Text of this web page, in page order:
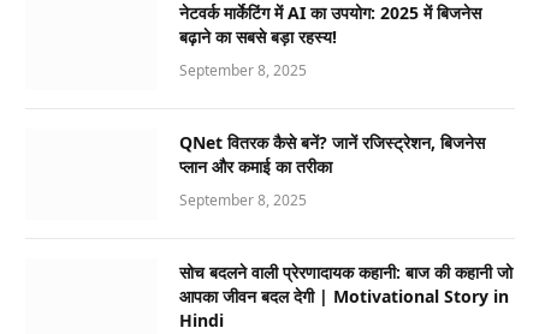
नेटवर्क मार्केटिंग में AI का उपयोग: 2025 में बिजनेस
बढ़ाने का सबसे बड़ा रहस्य!
September 8, 2025
QNet वितरक कैसे बनें? जानें रजिस्ट्रेशन, बिजनेस
प्लान और कमाई का तरीका
September 8, 2025
सोच बदलने वाली प्रेरणादायक कहानी: बाज की कहानी जो
आपका जीवन बदल देगी | Motivational Story in
Hindi